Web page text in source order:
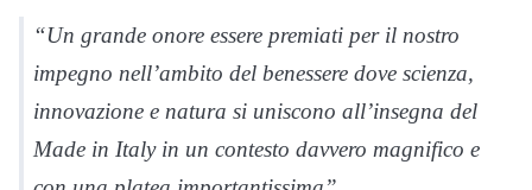
“Un grande onore essere premiati per il nostro
impegno nell’ambito del benessere dove scienza,
innovazione e natura si uniscono all’insegna del
Made in Italy in un contesto davvero magnifico e